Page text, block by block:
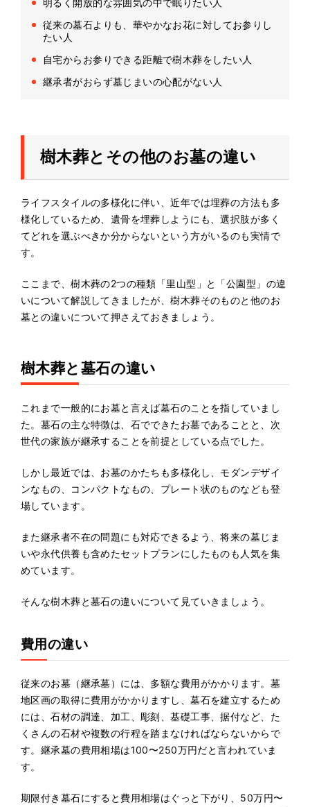
従来の墓石よりも、華やかなお花に対してお参りし
たい人
自宅からお参りできる距離で樹木葬をしたい人
継承者がおらず墓じまいの心配がない人
樹木葬とその他のお墓の違い
ライフスタイルの多様化に伴い、近年では埋葬の方法も多
様化しているため、遺骨を埋葬しようにも、選択肢が多く
てどれを選ぶべきか分からないという方がいるのも実情で
す。
ここまで、樹木葬の2つの種類「里山型」と「公園型」の違
いについて解説してきましたが、樹木葬そのものと他のお
墓との違いについて押さえておきましょう。
樹木葬と墓石の違い
これまで一般的にお墓と言えば墓石のことを指していまし
た。墓石の主な特徴は、石でできたお墓であることと、次
世代の家族が継承することを前提としている点でした。
しかし最近では、お墓のかたちも多様化し、モダンデザイ
ンなもの、コンパクトなもの、プレート状のものなども登
場しています。
また継承者不在の問題にも対応できるよう、将来の墓じま
いや永代供養も含めたセットプランにしたものも人気を集
めています。
そんな樹木葬と墓石の違いについて見ていきましょう。
費用の違い
従来のお墓（継承墓）には、多額な費用がかかります。墓
地区画の取得に費用がかかりますし、墓石を建立するため
には、石材の調達、加工、彫刻、基礎工事、据付など、た
くさんの石材や複数の行程を踏まなければならないからで
す。継承墓の費用相場は100〜250万円だと言われていま
す。
期限付き墓石にすると費用相場はぐっと下がり、50万円〜